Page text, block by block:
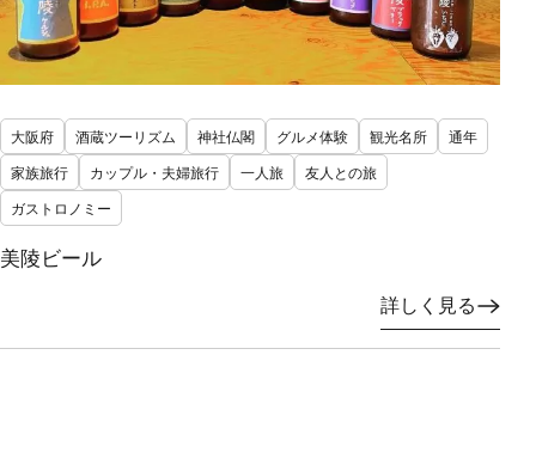
大阪府 酒蔵ツーリズム 神社仏閣 グルメ体験 観光名所
通年
家族旅行
カップル・夫婦旅行 一人旅
友人との旅
ガストロノミー
美陵ビール
詳しく見る